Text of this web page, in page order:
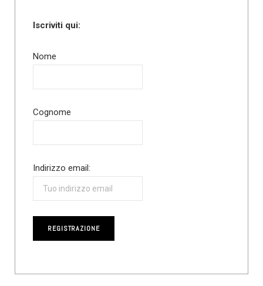
Iscriviti qui:
Nome
Cognome
Indirizzo email: